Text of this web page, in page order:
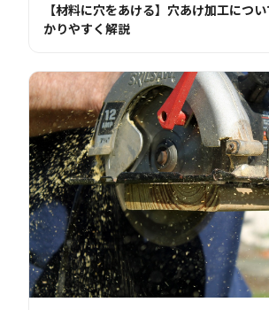
【材料に穴をあける】穴あけ加工につ
かりやすく解説